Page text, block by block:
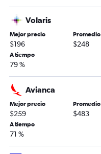
Volaris
Mejor precio
$196
Promedio
$248
A tiempo
79 %
Avianca
Mejor precio
$259
Promedio
$483
A tiempo
71 %